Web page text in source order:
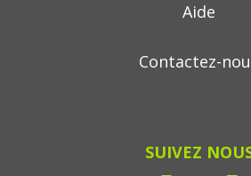
Aide
Contactez-
SUIVEZ